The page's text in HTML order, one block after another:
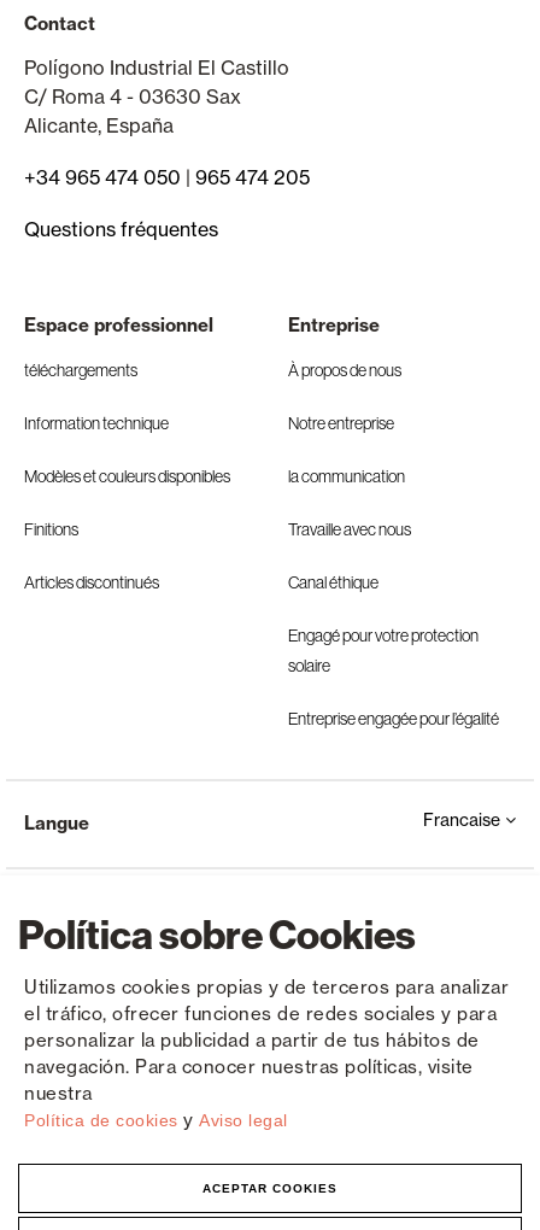
Política sobre Cookies
Utilizamos cookies propias y de terceros para analizar
el tráfico, ofrecer funciones de redes sociales y para
personalizar la publicidad a partir de tus hábitos de
navegación. Para conocer nuestras políticas, visite
nuestra
Política de cookies y Aviso legal
ACEPTAR COOKIES
Contact
Polígono Industrial El Castillo
C/ Roma 4 - 03630 Sax
Alicante, España
+34 965 474 050 | 965 474 205
Questions fréquentes
Espace professionnel
téléchargements
Information technique
Modèles et couleurs disponibles
Finitions
Articles discontinués
Entreprise
À propos de nous
Notre entreprise
la communication
Travaille avec nous
Canal éthique
Engagé pour votre protection
solaire
Entreprise engagée pour l’égalité
Copyright © Saxun 2023 - 2026 Politique de confidentialité Avis juridique Cookies
Langue Francaise